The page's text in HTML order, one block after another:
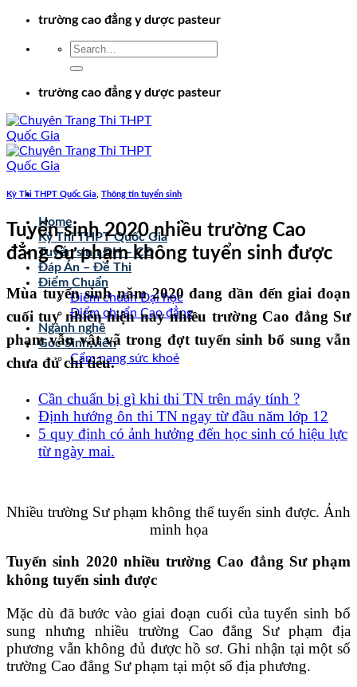
Chuyểntrường cao đẳng y dược pasteur
trường cao đẳng y dược pasteur
Home
Kỳ Thi THPT Quốc Gia
Tuyển sinh ĐH – CĐ
Đáp Án – Đề Thi
Điểm Chuẩn
Điểm chuẩn Đại học
Điểm chuẩn Cao đẳng
Ngành nghề
Góc Sinh viên
Cẩm nang sức khoẻ
Kỳ Thi THPT Quốc Gia Thông tin tuyển sinh
Tuyển sinh 2020 nhiều trường Cao
đẳng Sư phạm không tuyển sinh được
Mùa tuyển sinh năm 2020 đang dần đến giai đoạn
cuối tuy nhiên hiện nay nhiều trường Cao đẳng Sư
phạm vẫn vật vã trong đợt tuyển sinh bổ sung vẫn
chưa đủ chỉ tiêu.
Cần chuẩn bị gì khi thi TN trên máy tính ?
Định hướng ôn thi TN ngay từ đầu năm lớp 12
5 quy định có ảnh hưởng đến học sinh có hiệu lực
từ ngày mai.
Nhiều trường Sư phạm không thể tuyển sinh được. Ảnh
minh họa
Tuyển sinh 2020 nhiều trường Cao đẳng Sư phạm
không tuyển sinh được
Mặc dù đã bước vào giai đoạn cuối của tuyển sinh bổ
sung nhưng nhiều trường Cao đẳng Sư phạm địa
phương vẫn không đủ được hồ sơ. Ghi nhận tại một số
trường Cao đẳng Sư phạm tại một số địa phương.